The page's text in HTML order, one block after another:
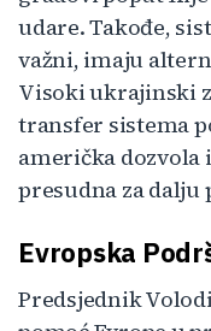
udare. Takođe,
važni, imaju
Visoki ukrajinski
transfer sistema
američka dozvola
presudna za dalju
Evropska
Predsjednik